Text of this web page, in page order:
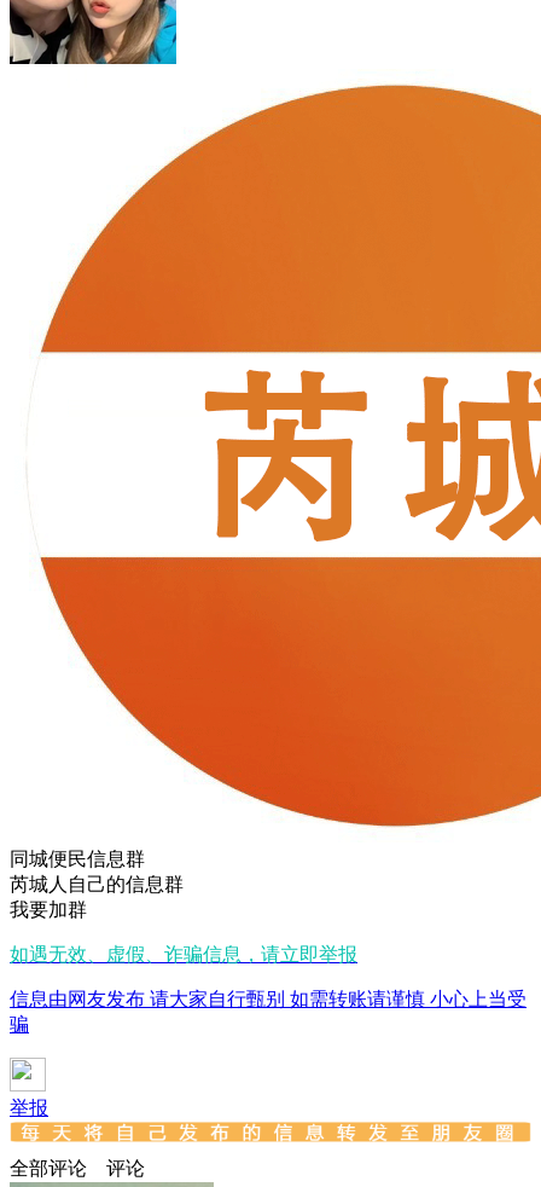
同城便民信息群
芮城人自己的信息群
我要加群
如遇无效、虚假、诈骗信息，请立即举报
信息由网友发布 请大家自行甄别 如需转账请谨慎 小心上当受
骗
举报
全部评论 评论